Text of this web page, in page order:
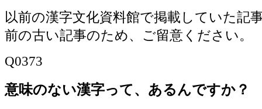
以前の漢字文化資料館で掲載していた記
前の古い記事のため、ご留意ください。
Q0373
意味のない漢字って、あるんですか？